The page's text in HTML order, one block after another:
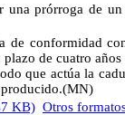
una prórroga de
de conformidad
de cuatro
que actúa la
KB) Otros